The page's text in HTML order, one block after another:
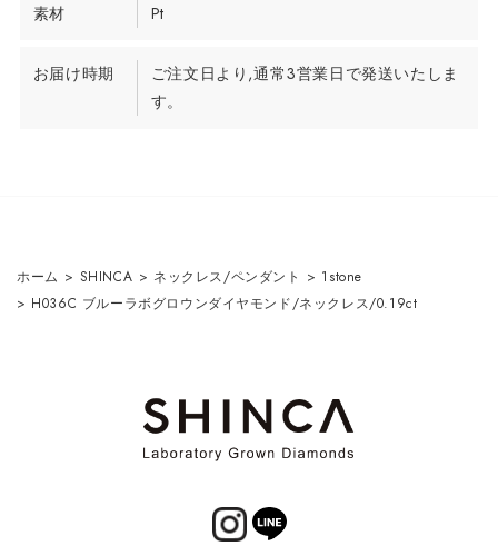
素材 Pt
お届け時期
ご注文日より,通常3営業日で発送いたしま
す。
ホーム > SHINCA > ネックレス/ペンダント > 1stone
> H036C ブルーラボグロウンダイヤモンド/ネックレス/0.19ct